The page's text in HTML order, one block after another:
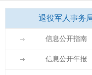
退役军人事务
信息公开指南
信息公开年报